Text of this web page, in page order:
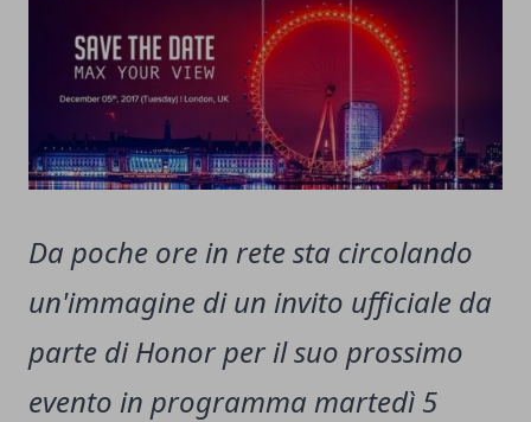
Da poche ore in rete sta circolando
un'immagine di un invito ufficiale da
parte di Honor per il suo prossimo
evento in programma martedì 5